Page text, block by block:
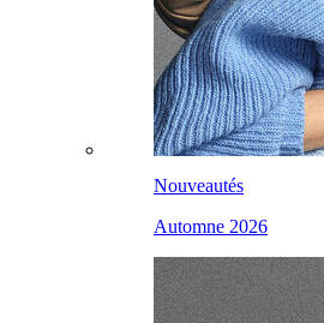
Nouveautés
Automne 2026